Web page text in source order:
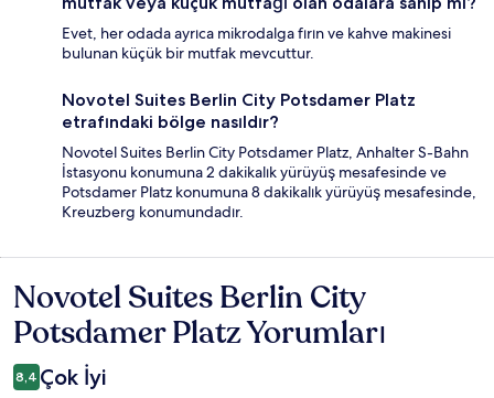
Evet, her odada ayrıca mikrodalga fırın ve kahve makinesi
bulunan küçük bir mutfak mevcuttur.
Novotel Suites Berlin City Potsdamer Platz
etrafındaki bölge nasıldır?
Novotel Suites Berlin City Potsdamer Platz, Anhalter S-Bahn
İstasyonu konumuna 2 dakikalık yürüyüş mesafesinde ve
Potsdamer Platz konumuna 8 dakikalık yürüyüş mesafesinde,
Kreuzberg konumundadır.
Yorumlar
Novotel Suites Berlin City
Potsdamer Platz Yorumları
8,4 Çok İyi